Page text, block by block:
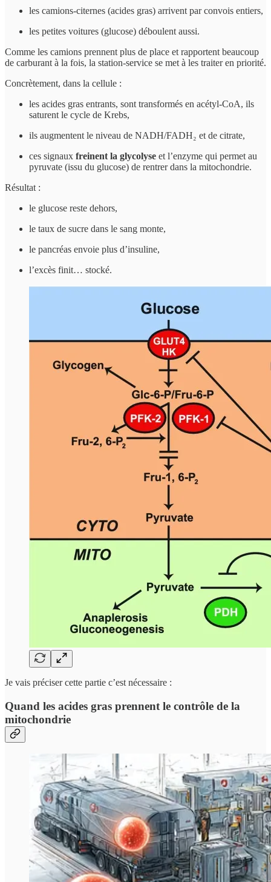
les camions-citernes (acides gras) arrivent par convois entiers,
les petites voitures (glucose) déboulent aussi.
Comme les camions prennent plus de place et rapportent beaucoup
de carburant à la fois, la station-service se met à les traiter en priorité.
Concrètement, dans la cellule :
les acides gras entrants, sont transformés en acétyl-CoA, ils
saturent le cycle de Krebs,
ils augmentent le niveau de NADH/FADH₂ et de citrate,
ces signaux freinent la glycolyse et l’enzyme qui permet au
pyruvate (issu du glucose) de rentrer dans la mitochondrie.
Résultat :
le glucose reste dehors,
le taux de sucre dans le sang monte,
le pancréas envoie plus d’insuline,
l’excès finit… stocké.
Je vais préciser cette partie c’est nécessaire :
Quand les acides gras prennent le contrôle de la
mitochondrie